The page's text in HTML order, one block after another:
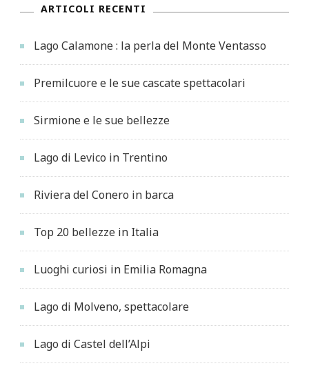
ARTICOLI RECENTI
Lago Calamone : la perla del Monte Ventasso
Premilcuore e le sue cascate spettacolari
Sirmione e le sue bellezze
Lago di Levico in Trentino
Riviera del Conero in barca
Top 20 bellezze in Italia
Luoghi curiosi in Emilia Romagna
Lago di Molveno, spettacolare
Lago di Castel dell’Alpi